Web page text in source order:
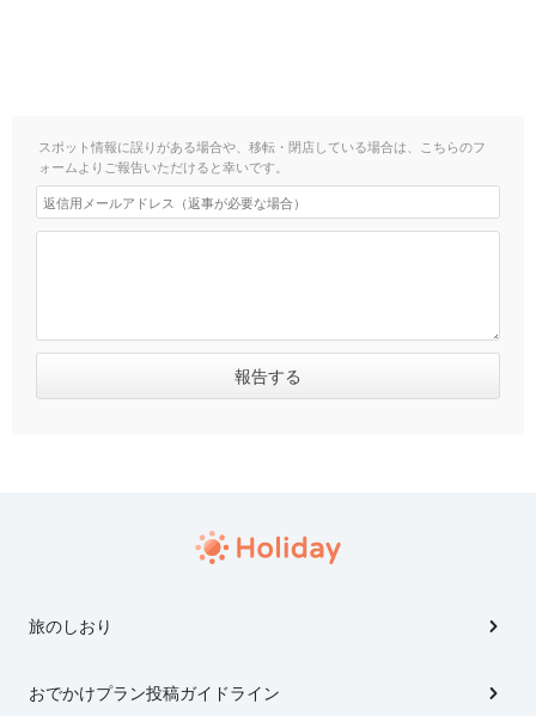
スポット情報に誤りがある場合や、移転・閉店している場合は、こちらのフ
ォームよりご報告いただけると幸いです。
旅のしおり
おでかけプラン投稿ガイドライン